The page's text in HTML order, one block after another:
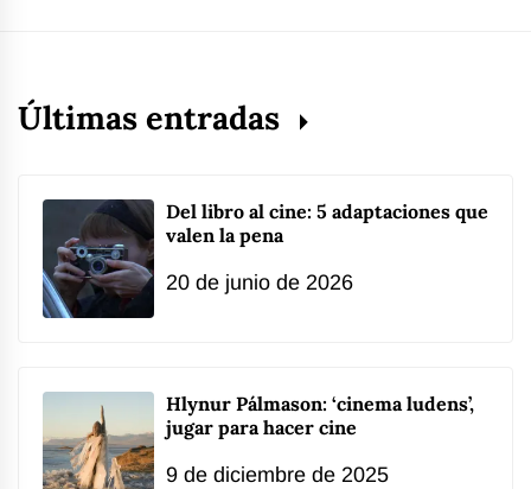
Últimas entradas
Del libro al cine: 5 adaptaciones que
valen la pena
20 de junio de 2026
Hlynur Pálmason: ‘cinema ludens’,
jugar para hacer cine
9 de diciembre de 2025